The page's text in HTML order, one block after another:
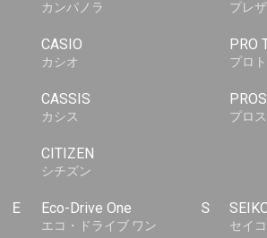
カンパノラ
CASIO
カシオ
CASSIS
カシス
CITIZEN
シチズン
E Eco-Drive One
エコ・ドライブ ワン
プレ
PRO
プロ
プロ
S
セイ